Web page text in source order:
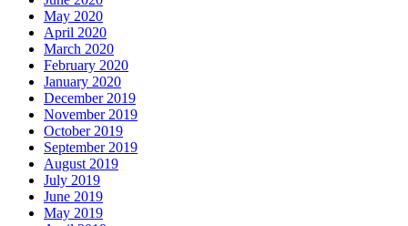
May 2020
April 2020
March 2020
February 2020
January 2020
December 2019
November 2019
October 2019
September 2019
August 2019
July 2019
June 2019
May 2019